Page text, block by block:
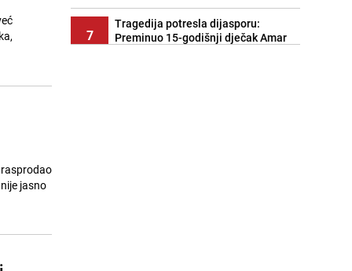
jasno
7
Tragedija potresla dijasporu:
Preminuo 15-godišnji dječak Amar